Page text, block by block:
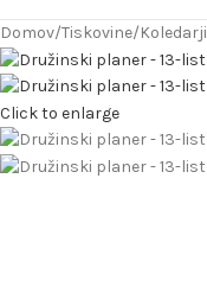
Domov Tiskovine Koledarji
Click to enlarge